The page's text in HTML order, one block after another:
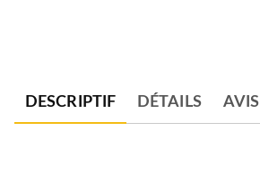
DESCRIPTIF DÉTAILS AVIS